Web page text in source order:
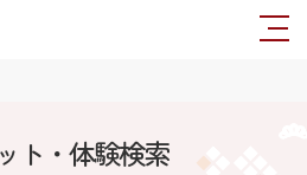
ト・体験検索